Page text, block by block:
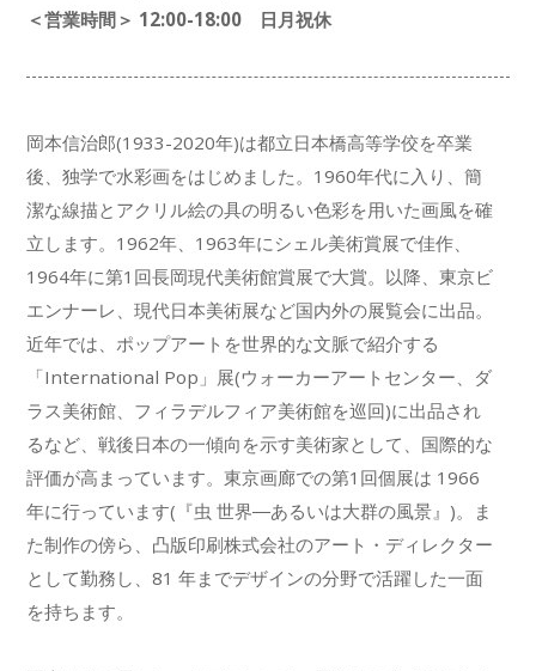
＜営業時間＞ 12:00-18:00 日月祝休
岡本信治郎(1933-2020年)は都立日本橋高等学佼を卒業
後、独学で水彩画をはじめました。1960年代に入り、簡
潔な線描とアクリル絵の具の明るい色彩を用いた画風を確
立します。1962年、1963年にシェル美術賞展で佳作、
1964年に第1回長岡現代美術館賞展で大賞。以降、東京ビ
エンナーレ、現代日本美術展など国内外の展覧会に出品。
近年では、ポップアートを世界的な文脈で紹介する
「International Pop」展(ウォーカーアートセンター、ダ
ラス美術館、フィラデルフィア美術館を巡回)に出品され
るなど、戦後日本の一傾向を示す美術家として、国際的な
評価が高まっています。東京画廊での第1回個展は 1966
年に行っています(『虫 世界―あるいは大群の風景』)。ま
た制作の傍ら、凸版印刷株式会社のアート・ディレクター
として勤務し、81 年までデザインの分野で活躍した一面
を持ちます。